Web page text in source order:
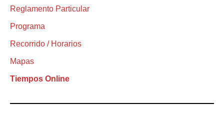
Reglamento Particular
Programa
Recorrido / Horarios
Mapas
Tiempos Online